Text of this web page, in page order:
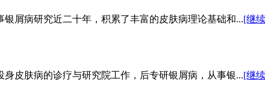
屑病研究近二十年，积累了丰富的皮肤病理论基础和...[继
皮肤病的诊疗与研究院工作，后专研银屑病，从事银...[继